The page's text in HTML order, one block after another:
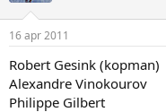
16 apr 2011
Robert Gesink (kopman)
Alexandre Vinokourov
Philippe Gilbert